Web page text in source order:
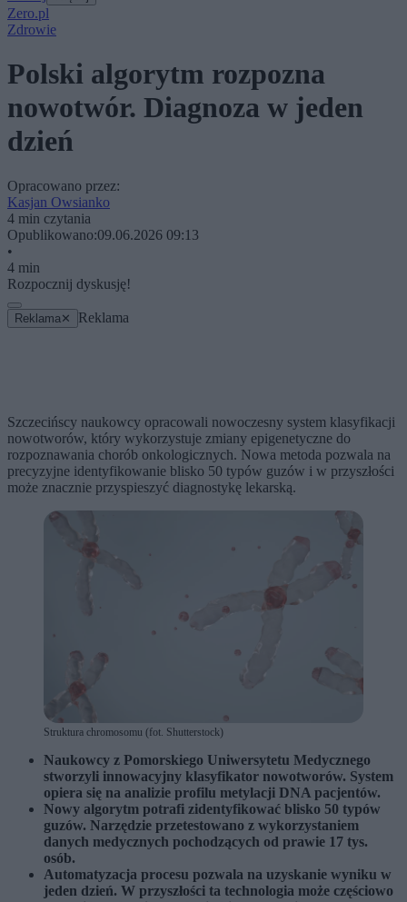
Zero.pl
Zdrowie
Polski algorytm rozpozna
nowotwór. Diagnoza w jeden
dzień
Opracowano przez:
Kasjan Owsianko
4 min czytania
Opublikowano:09.06.2026 09:13
•
4 min
Rozpocznij dyskusję!
Reklama ✕ Reklama
Szczecińscy naukowcy opracowali nowoczesny system klasyfikacji
nowotworów, który wykorzystuje zmiany epigenetyczne do
rozpoznawania chorób onkologicznych. Nowa metoda pozwala na
precyzyjne identyfikowanie blisko 50 typów guzów i w przyszłości
może znacznie przyspieszyć diagnostykę lekarską.
Struktura chromosomu (fot. Shutterstock)
Naukowcy z Pomorskiego Uniwersytetu Medycznego
stworzyli innowacyjny klasyfikator nowotworów. System
opiera się na analizie profilu metylacji DNA pacjentów.
Nowy algorytm potrafi zidentyfikować blisko 50 typów
guzów. Narzędzie przetestowano z wykorzystaniem
danych medycznych pochodzących od prawie 17 tys.
osób.
Automatyzacja procesu pozwala na uzyskanie wyniku w
jeden dzień. W przyszłości ta technologia może częściowo